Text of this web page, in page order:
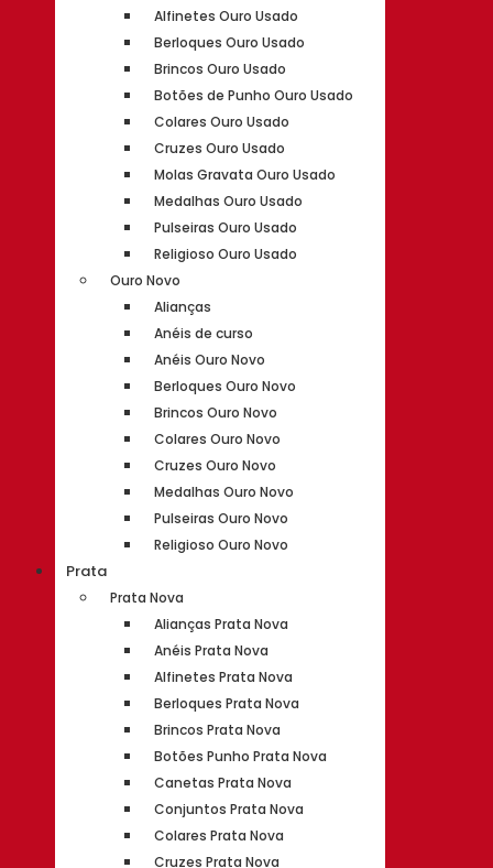
Alfinetes Ouro Usado
Berloques Ouro Usado
Brincos Ouro Usado
Botões de Punho Ouro Usado
Colares Ouro Usado
Cruzes Ouro Usado
Molas Gravata Ouro Usado
Medalhas Ouro Usado
Pulseiras Ouro Usado
Religioso Ouro Usado
Ouro Novo
Alianças
Anéis de curso
Anéis Ouro Novo
Berloques Ouro Novo
Brincos Ouro Novo
Colares Ouro Novo
Cruzes Ouro Novo
Medalhas Ouro Novo
Pulseiras Ouro Novo
Religioso Ouro Novo
Prata
Prata Nova
Alianças Prata Nova
Anéis Prata Nova
Alfinetes Prata Nova
Berloques Prata Nova
Brincos Prata Nova
Botões Punho Prata Nova
Canetas Prata Nova
Conjuntos Prata Nova
Colares Prata Nova
Cruzes Prata Nova